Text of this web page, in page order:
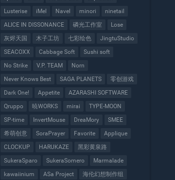
Lusterise
iMel Navel minori
ninetail
ALICE IN DISSONANCE
磷光工作室
Lose
灰烬天国
木子工坊 七彩绘色
JingtuStudio
SEACOXX
Cabbage Soft
Sushi soft
No Strike
V.P. TEAM
Norn
Never Knows Best
SAGA PLANETS
零创游戏
Dark One!
Appetite
AZARASHI SOFTWARE
Qruppo
暁WORKS mirai
TYPE-MOON
SP-time
InvertMouse DreaMory
SMEE
希萌创意
SoraPrayer Favorite
Applique
CLOCKUP
HARUKAZE
黑彩黄泉路
SukeraSparo
SukeraSomero
Marmalade
kawaiinium
ASa Project
海伦幻想制作组